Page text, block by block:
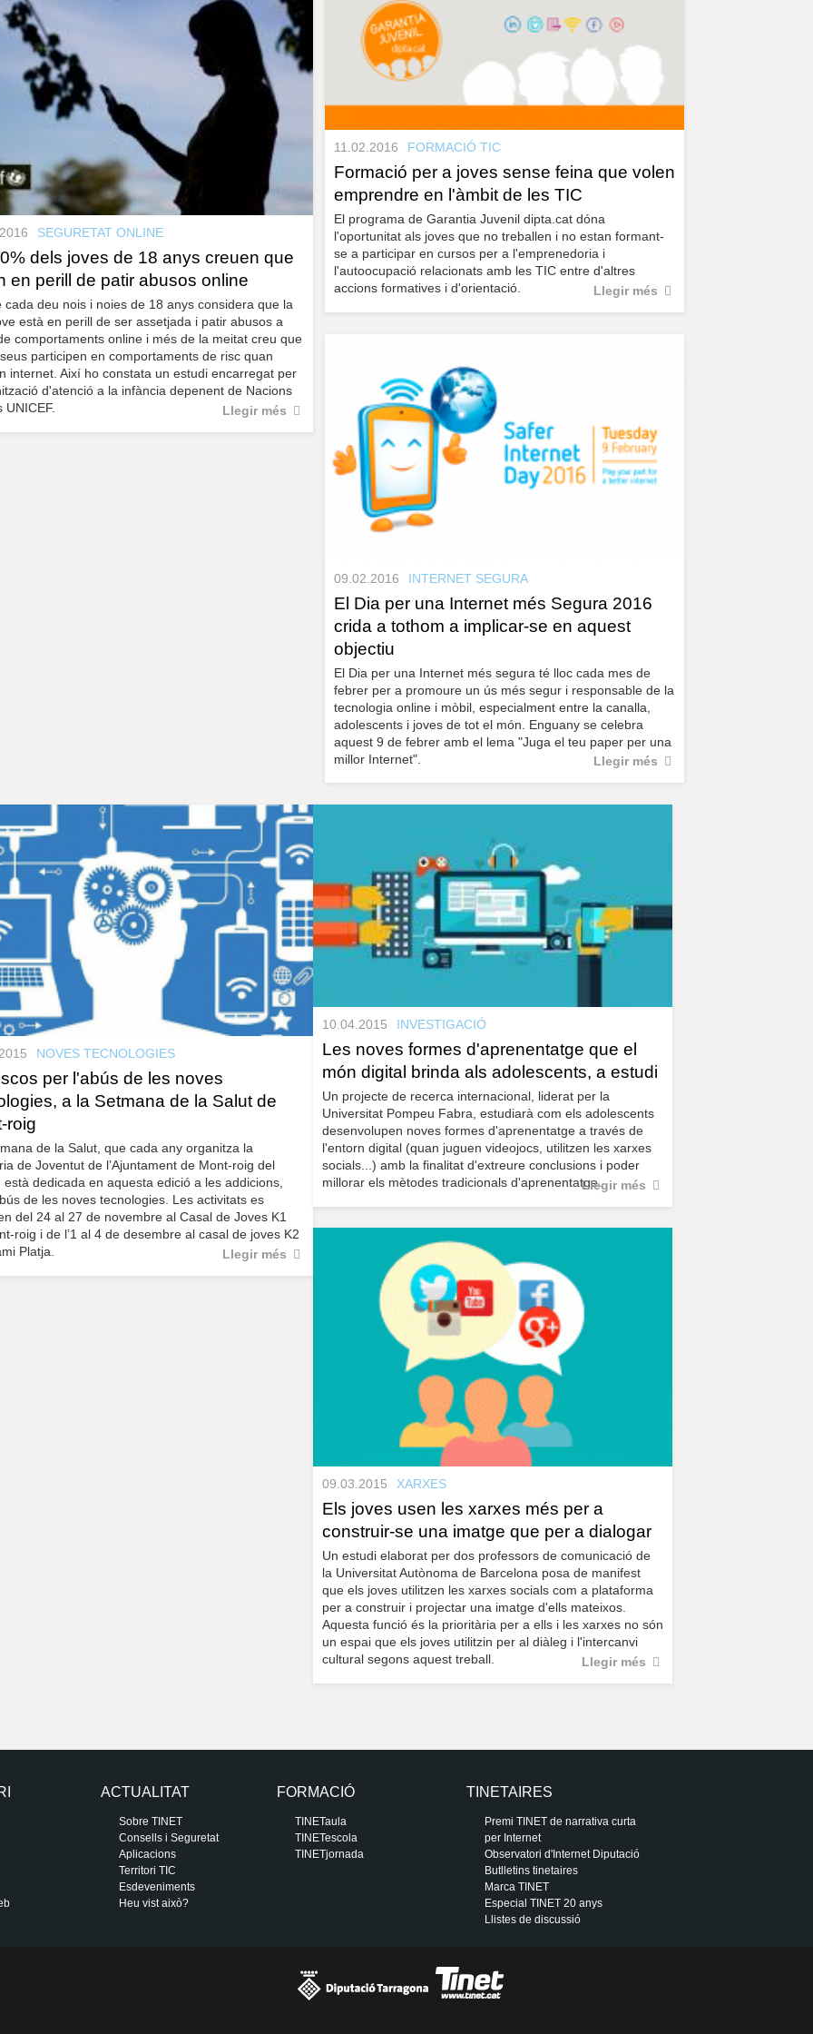
a
l
c
SEGURETAT ONLINE
dels joves de 18 anys creuen que
en perill de patir abusos online
cada deu nois i noies de 18 anys considera que la
està en perill de ser assetjada i patir abusos a
comportaments online i més de la meitat creu que
participen en comportaments de risc quan
internet. Així ho constata un estudi encarregat per
d'atenció a la infància depenent de Nacions
UNICEF.
Llegir més
11.02.2016 FORMACIÓ TIC
Formació per a joves sense feina que volen
emprendre en l'àmbit de les TIC
El programa de Garantia Juvenil dipta.cat dóna
l'oportunitat als joves que no treballen i no estan formant-
se a participar en cursos per a l'emprenedoria i
l'autoocupació relacionats amb les TIC entre d'altres
accions formatives i d'orientació.
Llegir més
09.02.2016 INTERNET SEGURA
El Dia per una Internet més Segura 2016
crida a tothom a implicar-se en aquest
objectiu
El Dia per una Internet més segura té lloc cada mes de
febrer per a promoure un ús més segur i responsable de la
tecnologia online i mòbil, especialment entre la canalla,
adolescents i joves de tot el món. Enguany se celebra
aquest 9 de febrer amb el lema "Juga el teu paper per una
millor Internet".
Llegir més
NOVES TECNOLOGIES
per l'abús de les noves
a la Setmana de la Salut de
roig
de la Salut, que cada any organitza la
de Joventut de l’Ajuntament de Mont-roig del
està dedicada en aquesta edició a les addicions,
de les noves tecnologies. Les activitats es
del 24 al 27 de novembre al Casal de Joves K1
roig i de l’1 al 4 de desembre al casal de joves K2
Platja.
Llegir més
10.04.2015 INVESTIGACIÓ
Les noves formes d'aprenentatge que el
món digital brinda als adolescents, a estudi
Un projecte de recerca internacional, liderat per la
Universitat Pompeu Fabra, estudiarà com els adolescents
desenvolupen noves formes d'aprenentatge a través de
l'entorn digital (quan juguen videojocs, utilitzen les xarxes
socials...) amb la finalitat d'extreure conclusions i poder
millorar els mètodes tradicionals d'aprenentatge.Llegir més
09.03.2015 XARXES
Els joves usen les xarxes més per a
construir-se una imatge que per a dialogar
Un estudi elaborat per dos professors de comunicació de
la Universitat Autònoma de Barcelona posa de manifest
que els joves utilitzen les xarxes socials com a plataforma
per a construir i projectar una imatge d'ells mateixos.
Aquesta funció és la prioritària per a ells i les xarxes no són
un espai que els joves utilitzin per al diàleg i l'intercanvi
cultural segons aquest treball.
Llegir més
ACTUALITAT
Sobre TINET
Consells i Seguretat
Aplicacions
Territori TIC
Esdeveniments
Heu vist això?
FORMACIÓ
TINETaula
TINETescola
TINETjornada
TINETAIRES
Premi TINET de narrativa curta
per Internet
Observatori d'Internet Diputació
Butlletins tinetaires
Marca TINET
Especial TINET 20 anys
Llistes de discussió